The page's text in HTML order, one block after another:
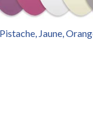
Jaune,